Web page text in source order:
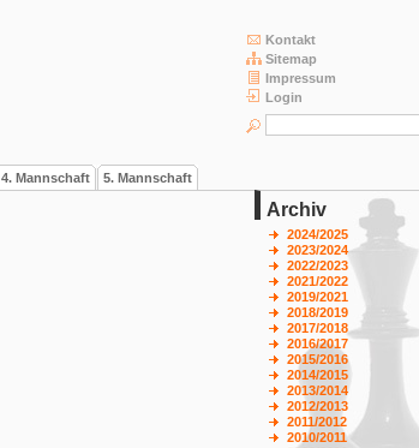
Kontakt
Sitemap
Impressum
Login
4. Mannschaft 5. Mannschaft
Archiv
2024/2025
2023/2024
2022/2023
2021/2022
2019/2021
2018/2019
2017/2018
2016/2017
2015/2016
2014/2015
2013/2014
2012/2013
2011/2012
2010/2011